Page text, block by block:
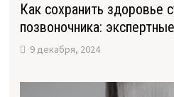
Как сохранить здоровье
позвоночника:
9 декабря, 2024